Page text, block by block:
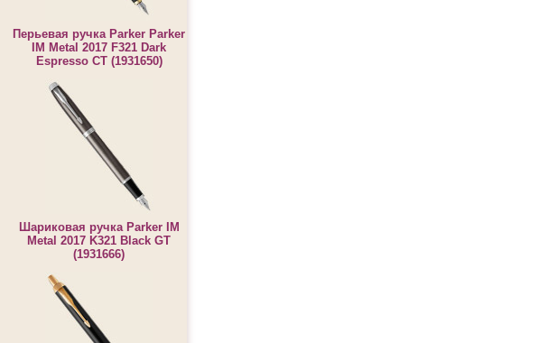
Перьевая ручка Parker Parker
IM Metal 2017 F321 Dark
Espresso CT (1931650)
Шариковая ручка Parker IM
Metal 2017 K321 Black GT
(1931666)